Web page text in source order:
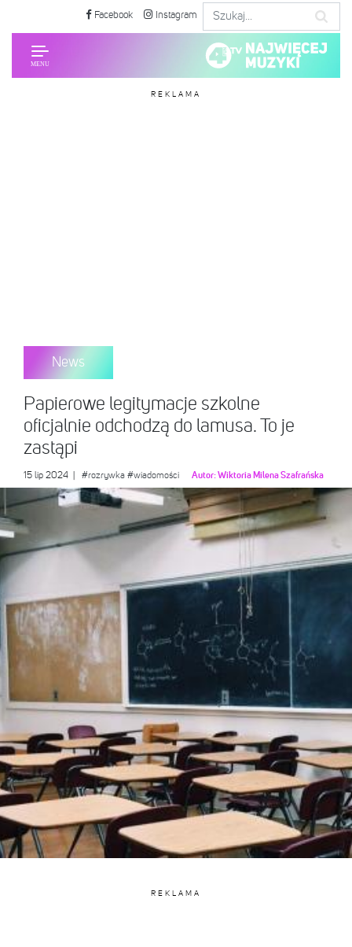
Facebook Instagram
REKLAMA
News
Papierowe legitymacje szkolne
oficjalnie odchodzą do lamusa. To je
zastąpi
15 lip 2024 #rozrywka #wiadomości Autor:Wiktoria Milena Szafrańska
REKLAMA